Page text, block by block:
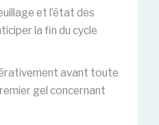
et l’état des
la fin du cycle
avant toute
gel concernant